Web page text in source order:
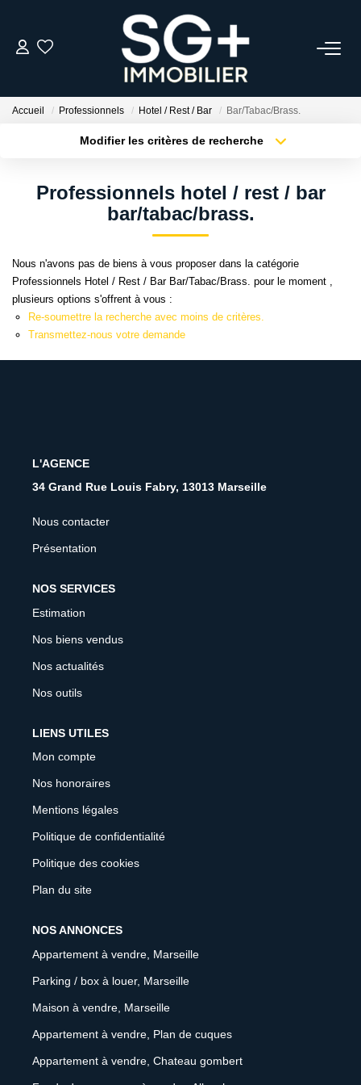
GESTION
L'AGENCE
ACTUALITÉS
Accueil Professionnels Hotel / Rest / Bar Bar/Tabac/Brass.
Modifier les critères de recherche
Type de bien
Surface min
Créer une alerte
Professionnels hotel / rest / bar
bar/tabac/brass.
Nous n'avons pas de biens à vous proposer dans la catégorie
Professionnels Hotel / Rest / Bar Bar/Tabac/Brass. pour le moment ,
plusieurs options s'offrent à vous :
Re-soumettre la recherche avec moins de critères.
Transmettez-nous votre demande
L'AGENCE
34 Grand Rue Louis Fabry, 13013 Marseille
Nous contacter
Présentation
NOS SERVICES
Estimation
Nos biens vendus
Nos actualités
Nos outils
LIENS UTILES
Mon compte
Nos honoraires
Mentions légales
Politique de confidentialité
Politique des cookies
Plan du site
NOS ANNONCES
Appartement à vendre, Marseille
Parking / box à louer, Marseille
Maison à vendre, Marseille
Appartement à vendre, Plan de cuques
Appartement à vendre, Chateau gombert